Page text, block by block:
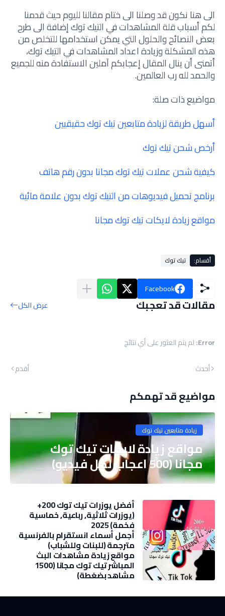
الى هنا نكون قد وصلنا الى ختام مقالنا لليوم حيث قدمنا
لكم أسباب قلة المشاهدات في التيك توك إضافة الى طرح
بعض النصائح والحلول التي يمكن استخدامها للتخلص من
هذه المشكلة وزيادة اعداد المشاهدات في التيك توك،
أتمنى أن ينال المقال إعجابكم آملين الاستفادة منه للجميع
والحمد لله رب العالمين.
مواضيع ذات صلة:
أسهل طريقة لزيادة متابعين تيك توك حقيقيين
أرخص شحن تيك توك
كيفية شحن عملات تيك توك مجانا بدون رقم هاتف
برنامج تحميل فيديوهات من التيك توك بدون علامة مائية
مواقع زيادة لايكات تيك توك مجانا
أقسام: تيك توك
Facebook
مقالات قد تعجبك عرض الكل
Error: لم يتم العثور على أي نتائج
أحدث
أقدم
مواضيع قد تهمكم
زيادة متابعين تيك توك
مواقع زيادة لايكات تيك توك
مجانا (500 اعجاب لكل فيديو)
أفضل يوزرات تيك توك 200+
(يوزرات ثلاثية, رباعية, خماسية
فخمة) 2025
أجمل أسماء انستقرام بالفرنسية
مترجمة (للبنات وللشباب)
مواقع زيادة مشاهدات البث
المباشر تيك توك مجانا (1500
مشاهد بضغطة)